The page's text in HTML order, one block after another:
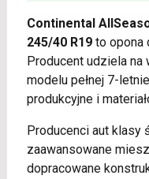
Continental
245/40 R19to opona
Producent udziela
modelu pełnej 7-
produkcyjne i
Producenci aut klasy
zaawansowane
dopracowane